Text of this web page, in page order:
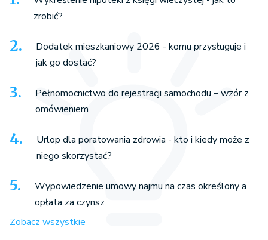
zrobić?
Dodatek mieszkaniowy 2026 - komu przysługuje i
jak go dostać?
Pełnomocnictwo do rejestracji samochodu – wzór z
omówieniem
Urlop dla poratowania zdrowia - kto i kiedy może z
niego skorzystać?
Wypowiedzenie umowy najmu na czas określony a
opłata za czynsz
Zobacz wszystkie